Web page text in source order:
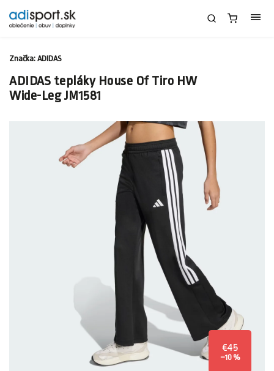
ADIDAS tepláky House Of Tiro HW
Wide-Leg JM1581
€45
–10 %
Značka: ADIDAS